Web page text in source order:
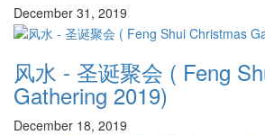
December 31, 2019
风水 - 圣诞聚会 ( Feng
Gathering 2019)
December 18, 2019